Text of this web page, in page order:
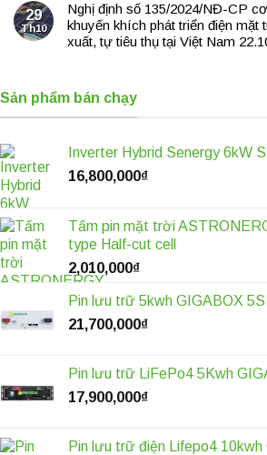
29
Th10
Nghị định số 135/2024/NĐ-CP
khuyến khích phát triển điện mặt
xuất, tự tiêu thụ tại Việt Nam
Sản phẩm bán chạy
Inverter Hybrid Senergy 6kW
16,800,000₫
Tấm pin mặt trời
type Half-cut cell
2,010,000₫
Pin lưu trữ 5kwh GIGABOX
21,700,000₫
Pin lưu trữ LiFePo4 5Kwh
17,900,000₫
Pin lưu trữ điện Lifepo4